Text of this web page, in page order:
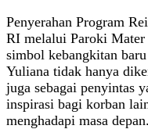
Penyerahan Program
RI melalui Paroki
simbol kebangkitan
Yuliana tidak hanya
juga sebagai penyintas
inspirasi bagi korban
menghadapi masa depan.